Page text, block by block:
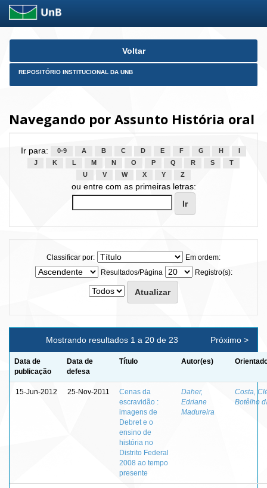
Skip
Voltar
REPOSITÓRIO INSTITUCIONAL DA UNB
Navegando por Assunto História oral
Ir para: 0-9 A B C D E F G H
J
K L M N O P Q R S
T
U
V W X Y Z
ou entre com as primeiras letras:
Classificar por:
Em ordem:
Resultados/Página
Registro(s):
Mostrando resultados 1 a 20 de 23 Próximo >
Data de
publicação
Data de
defesa
Título Autor(es)
15-Jun-2012 25-Nov-2011
Cenas da
escravidão :
imagens de
Debret e o
ensino de
história no
Distrito Federal
2008 ao tempo
presente
Daher,
Edriane
Madureira
Costa,
Botêlho